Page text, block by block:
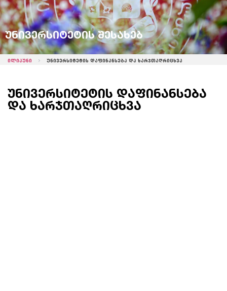
უნივერსიტეტის შესახებ
ილიაუნი უნივერსიტეტის დაფინანსება და ხარჯთაღრიცხვა
უნივერსიტეტის დაფინანსება
და ხარჯთაღრიცხვა